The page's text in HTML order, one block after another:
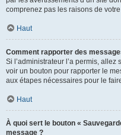
comprenez pas les raisons de
Haut
Comment rapporter des
Si l’administrateur l’a permis,
voir un bouton pour rapporter le
aux étapes nécessaires pour le
Haut
À quoi sert le bouton «
message ?